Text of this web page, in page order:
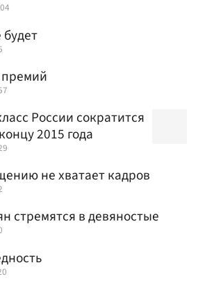
России сократится
2015 года
не хватает кадров
стремятся в девяностые